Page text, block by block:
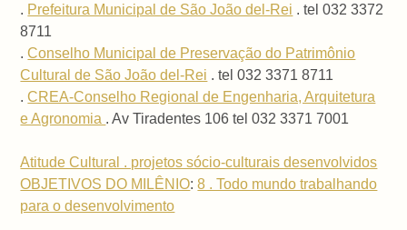
. Prefeitura Municipal de São João del-Rei . tel 032 3372
8711
.Conselho Municipal de Preservação do Patrimônio
Cultural de São João del-Rei . tel 032 3371 8711
.CREA-Conselho Regional de Engenharia, Arquitetura
e Agronomia . Av Tiradentes 106 tel 032 3371 7001
Atitude Cultural . projetos sócio-culturais desenvolvidos
OBJETIVOS DO MILÊNIO:8 . Todo mundo trabalhando
para o desenvolvimento